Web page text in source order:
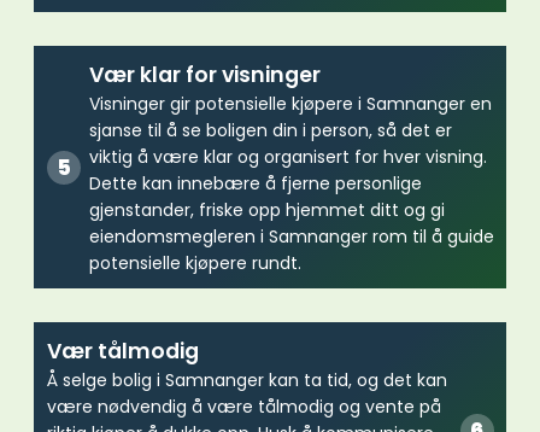
Vær klar for visninger
Visninger gir potensielle kjøpere i Samnanger en
sjanse til å se boligen din i person, så det er
viktig å være klar og organisert for hver visning.
Dette kan innebære å fjerne personlige
gjenstander, friske opp hjemmet ditt og gi
eiendomsmegleren i Samnanger rom til å guide
potensielle kjøpere rundt.
Vær tålmodig
Å selge bolig i Samnanger kan ta tid, og det kan
være nødvendig å være tålmodig og vente på